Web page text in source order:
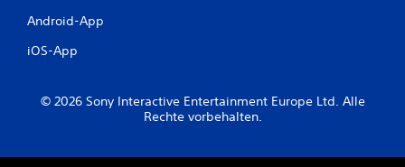
Android-App
iOS-App
© 2026 Sony Interactive Entertainment Europe Ltd. Alle
Rechte vorbehalten.